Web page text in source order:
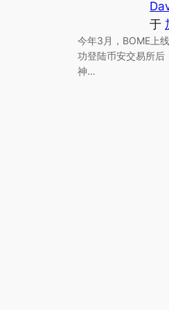
于
今年3月，BOME上
功登陆币安交易所后
神…